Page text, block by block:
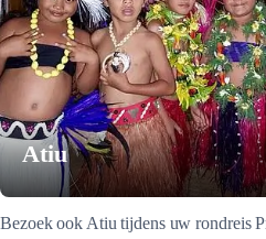
Atiu
Bezoek ook Atiu tijdens uw rondreis